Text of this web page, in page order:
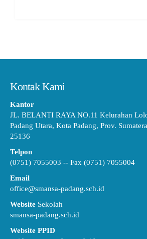
Kontak Kami
Kantor
JL. BELANTI RAYA NO.11 Kelurahan
Padang Utara, Kota Padang, Prov.
25136
Telpon
(0751) 7055003 -- Fax (0751) 7055004
Email
office@smansa-padang.sch.id
Website Sekolah
smansa-padang.sch.id
Website PPID